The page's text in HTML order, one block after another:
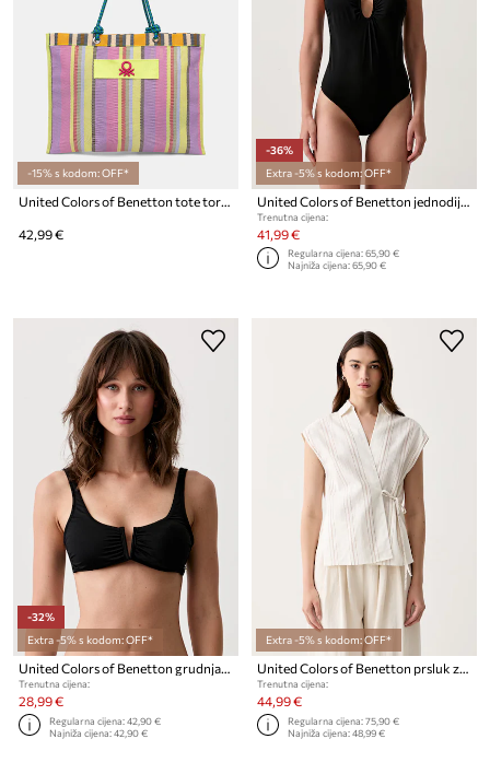
-15% s kodom: OFF*
42,99 €
-36%
Extra -5% s kodom: OFF*
Trenutna cijena:
41,99 €
Regularna cijena:65,90 €
Najniža cijena:65,90 €
-32%
Extra -5% s kodom: OFF*
United Colors of Benetton grudnjak za kupanje za žene
Trenutna cijena:
28,99 €
Regularna cijena:42,90 €
Najniža cijena:42,90 €
Extra -5% s kodom: OFF*
United Colors of Benetton prsluk za žene s lanom
Trenutna cijena:
44,99 €
Regularna cijena:75,90 €
Najniža cijena:48,99 €